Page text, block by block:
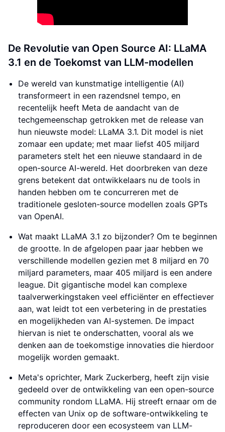
De Revolutie van Open Source AI: LLaMA
3.1 en de Toekomst van LLM-modellen
De wereld van kunstmatige intelligentie (AI)
transformeert in een razendsnel tempo, en
recentelijk heeft Meta de aandacht van de
techgemeenschap getrokken met de release van
hun nieuwste model: LLaMA 3.1. Dit model is niet
zomaar een update; met maar liefst 405 miljard
parameters stelt het een nieuwe standaard in de
open-source AI-wereld. Het doorbreken van deze
grens betekent dat ontwikkelaars nu de tools in
handen hebben om te concurreren met de
traditionele gesloten-source modellen zoals GPTs
van OpenAI.
Wat maakt LLaMA 3.1 zo bijzonder? Om te beginnen
de grootte. In de afgelopen paar jaar hebben we
verschillende modellen gezien met 8 miljard en 70
miljard parameters, maar 405 miljard is een andere
league. Dit gigantische model kan complexe
taalverwerkingstaken veel efficiënter en effectiever
aan, wat leidt tot een verbetering in de prestaties
en mogelijkheden van AI-systemen. De impact
hiervan is niet te onderschatten, vooral als we
denken aan de toekomstige innovaties die hierdoor
mogelijk worden gemaakt.
Meta's oprichter, Mark Zuckerberg, heeft zijn visie
gedeeld over de ontwikkeling van een open-source
community rondom LLaMA. Hij streeft ernaar om de
effecten van Unix op de software-ontwikkeling te
reproduceren door een ecosysteem van LLM-